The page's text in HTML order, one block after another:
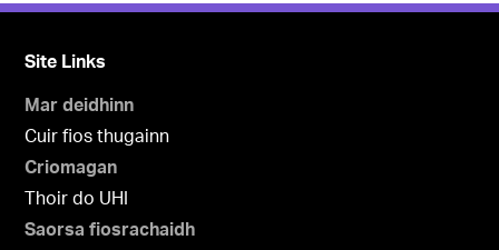
Site Links
Mar deidhinn
Cuir fios thugainn
Criomagan
Thoir do UHI
Saorsa fiosrachaidh